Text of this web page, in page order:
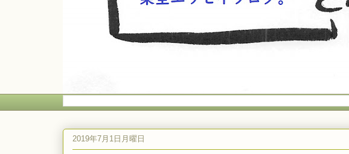
2019年7月1日月曜日